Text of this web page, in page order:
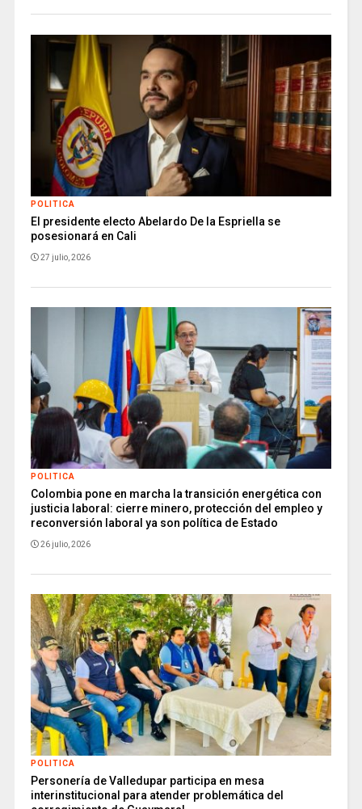
POLITICA
El presidente electo Abelardo De la Espriella se
posesionará en Cali
27 julio, 2026
POLITICA
Colombia pone en marcha la transición energética con
justicia laboral: cierre minero, protección del empleo y
reconversión laboral ya son política de Estado
26 julio, 2026
POLITICA
Personería de Valledupar participa en mesa
interinstitucional para atender problemática del